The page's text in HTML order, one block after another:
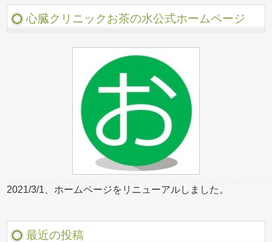
心臓クリニックお茶の水公式ホームページ
2021/3/1、ホームページをリニューアルしました。
最近の投稿